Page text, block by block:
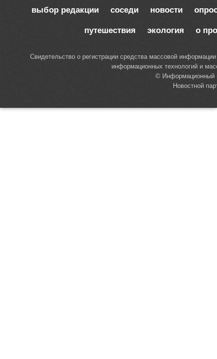
выбор редакции соседи новости
путешествия экология о
Свидетельство о регистрации средства массовой
информационных технологий и
© Информационный
Новостной